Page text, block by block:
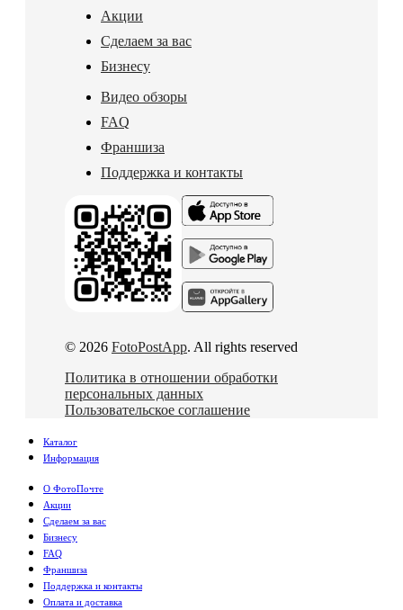
Акции
Сделаем за вас
Бизнесу
Видео обзоры
FAQ
Франшиза
Поддержка и контакты
© 2026 FotoPostApp. All rights reserved
Политика в отношении обработки
персональных данных
Пользовательское соглашение
Каталог
Информация
О ФотоПочте
Акции
Сделаем за вас
Бизнесу
FAQ
Франшиза
Поддержка и контакты
Оплата и доставка